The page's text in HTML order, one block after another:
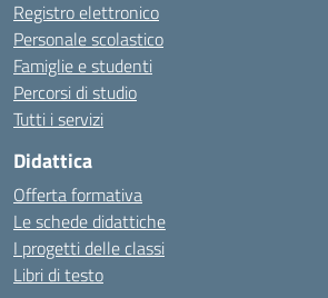
Registro elettronico
Personale scolastico
Famiglie e studenti
Percorsi di studio
Tutti i servizi
Didattica
Offerta formativa
Le schede didattiche
I progetti delle classi
Libri di testo